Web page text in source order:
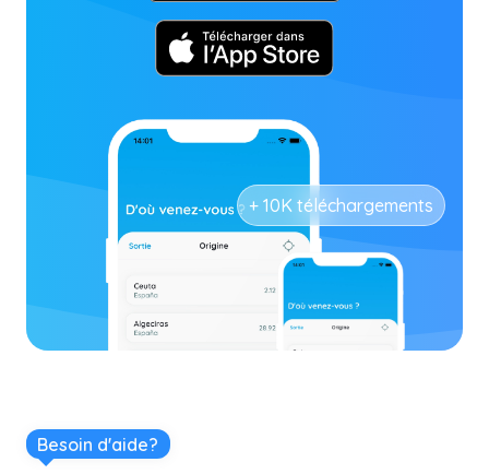
+ 10K téléchargements
Besoin d'aide?